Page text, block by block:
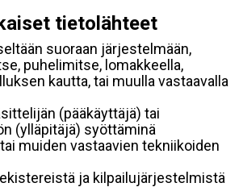
tietolähteet
suoraan järjestelmään,
puhelimitse, lomakkeella,
kautta, tai muulla vastaavalla
(pääkäyttäjä) tai
(ylläpitäjä) syöttäminä
muiden vastaavien tekniikoiden
ja kilpailujärjestelmistä